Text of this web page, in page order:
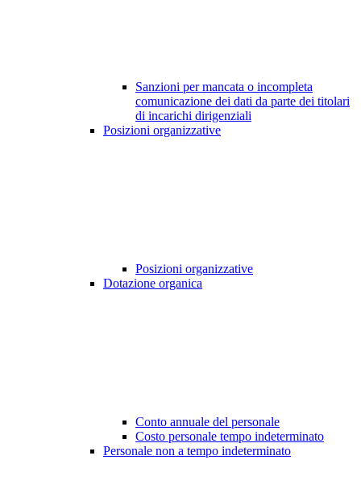
Sanzioni per mancata o incompleta
comunicazione dei dati da parte dei titolari
di incarichi dirigenziali
Posizioni organizzative
Posizioni organizzative
Dotazione organica
Conto annuale del personale
Costo personale tempo indeterminato
Personale non a tempo indeterminato